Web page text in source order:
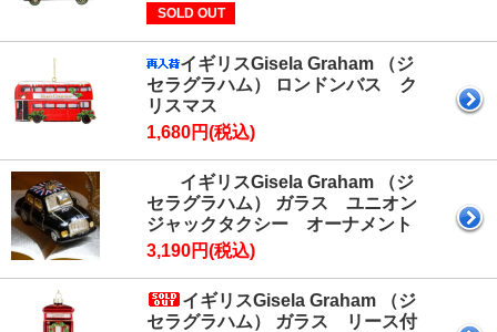
SOLD OUT
イギリスGisela Graham （ジ
セラグラハム） ロンドンバス ク
リスマス
1,680円(税込)
イギリスGisela Graham （ジ
セラグラハム） ガラス ユニオン
ジャックタクシー オーナメント
3,190円(税込)
イギリスGisela Graham （ジ
セラグラハム） ガラス リース付